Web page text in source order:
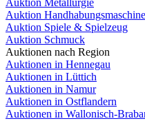
Auktion Metallurgie
Auktion Handhabungsmaschine
Auktion Spiele & Spielzeug
Auktion Schmuck
Auktionen nach Region
Auktionen in Hennegau
Auktionen in Lüttich
Auktionen in Namur
Auktionen in Ostflandern
Auktionen in Wallonisch-